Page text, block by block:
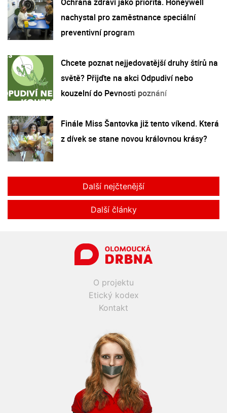
nachystal pro zaměstnance speciální
preventivní program
Chcete poznat nejjedovatější druhy štírů na
světě? Přijďte na akci Odpudiví nebo
kouzelní do Pevnosti poznání
Finále Miss Šantovka již tento víkend. Která
z dívek se stane novou královnou krásy?
Další nejčtenější
Další články
O projektu
Etický kodex
Kontakt